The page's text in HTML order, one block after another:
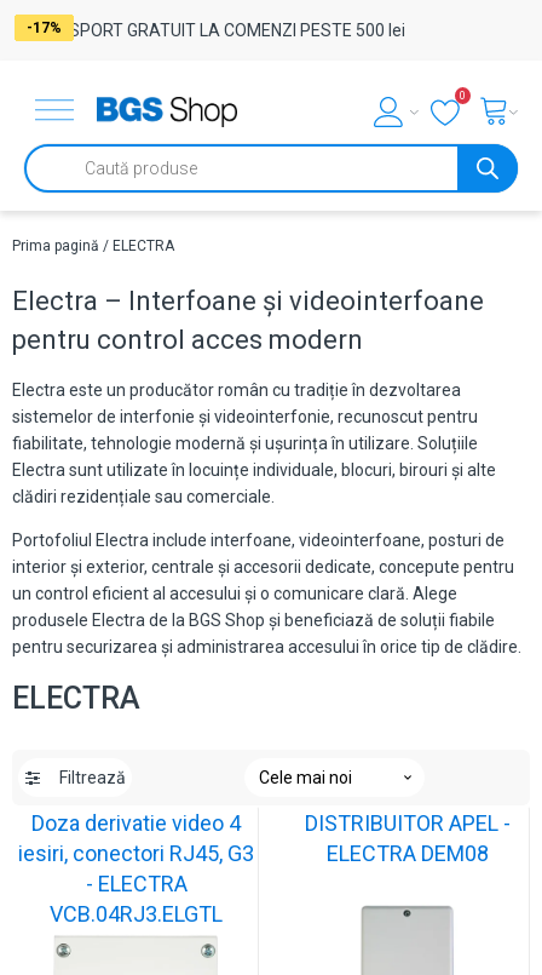
TRANSPORT GRATUIT LA COMENZI PESTE 500 lei
0
Products
search
Prima pagină / ELECTRA
Electra – Interfoane și videointerfoane
pentru control acces modern
Electra este un producător român cu tradiție în dezvoltarea
sistemelor de interfonie și videointerfonie, recunoscut pentru
fiabilitate, tehnologie modernă și ușurința în utilizare. Soluțiile
Electra sunt utilizate în locuințe individuale, blocuri, birouri și alte
clădiri rezidențiale sau comerciale.
Portofoliul Electra include interfoane, videointerfoane, posturi de
interior și exterior, centrale și accesorii dedicate, concepute pentru
un control eficient al accesului și o comunicare clară. Alege
produsele Electra de la BGS Shop și beneficiază de soluții fiabile
pentru securizarea și administrarea accesului în orice tip de clădire.
ELECTRA
Filtrează
-4%
Doza derivatie video 4
iesiri, conectori RJ45, G3
- ELECTRA
VCB.04RJ3.ELGTL
-17%
DISTRIBUITOR APEL -
ELECTRA DEM08
-17%
-17%
-17%
-17%
-17%
-17%
-17%
-33%
-17%
-17%
-17%
-17%
-17%
-17%
-17%
-17%
-17%
-17%
-17%
-17%
-17%